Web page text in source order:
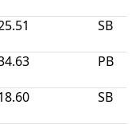
SB
PB
SB